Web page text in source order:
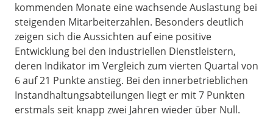
kommenden Monate eine wachsende Auslastung bei
steigenden Mitarbeiterzahlen. Besonders deutlich
zeigen sich die Aussichten auf eine positive
Entwicklung bei den industriellen Dienstleistern,
deren Indikator im Vergleich zum vierten Quartal von
6 auf 21 Punkte anstieg. Bei den innerbetrieblichen
Instandhaltungsabteilungen liegt er mit 7 Punkten
erstmals seit knapp zwei Jahren wieder über Null.